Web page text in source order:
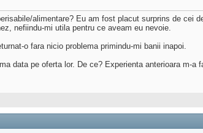
alimentare? Eu am fost placut surprins de cei
nefiindu-mi utila pentru ce aveam eu nevoie.
o fara nicio problema primindu-mi banii inapoi.
data pe oferta lor. De ce? Experienta anterioara m-a